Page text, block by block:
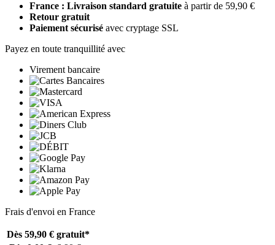
France : Livraison standard gratuite à partir de 59,90 €
Retour gratuit
Paiement sécurisé avec cryptage SSL
Payez en toute tranquillité avec
Virement bancaire
Frais d'envoi en France
Dès 59,90 € gratuit*